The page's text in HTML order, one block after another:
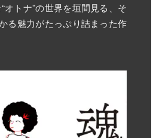
オトナ”の世界を垣間見る、そ
る魅力がたっぷり詰まった作